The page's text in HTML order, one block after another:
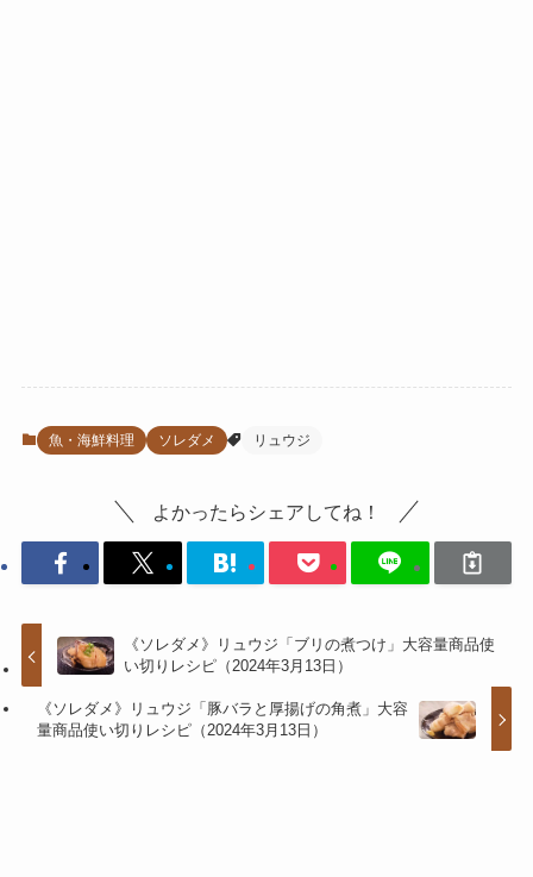
魚・海鮮料理 ソレダメ リュウジ
よかったらシェアしてね！
《ソレダメ》リュウジ「ブリの煮つけ」大容量商品使
い切りレシピ（2024年3月13日）
《ソレダメ》リュウジ「豚バラと厚揚げの角煮」大容
量商品使い切りレシピ（2024年3月13日）